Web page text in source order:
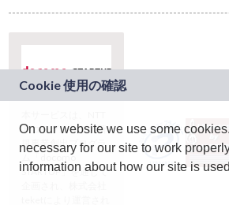
ドコモグループの新
規事業創出プログラ
ム「docomo
STARTUP」を通じて
On our website we use some
necessary for our site to work
information about how our site is